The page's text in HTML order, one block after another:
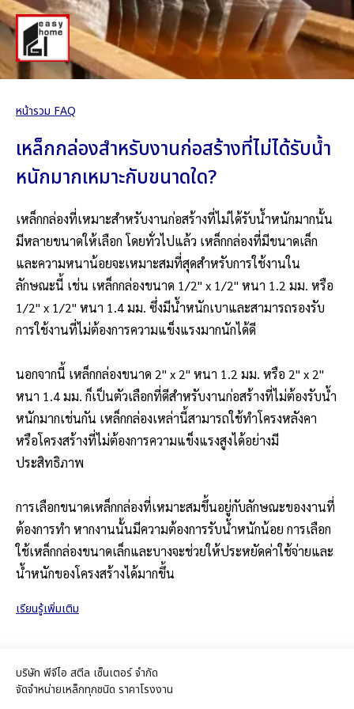
หน้ารวม FAQ
เหล็กกล่องสำหรับงานก่อสร้างที่ไม่ได้รับน้ำ
หนักมากเหมาะกับขนาดใด?
เหล็กกล่องที่เหมาะสำหรับงานก่อสร้างที่ไม่ได้รับน้ำหนักมากนั้น
มีหลายขนาดให้เลือก โดยทั่วไปแล้ว เหล็กกล่องที่มีขนาดเล็ก
และความหนาน้อยจะเหมาะสมที่สุดสำหรับการใช้งานใน
ลักษณะนี้ เช่น เหล็กกล่องขนาด 1/2" x 1/2" หนา 1.2 มม. หรือ
1/2" x 1/2" หนา 1.4 มม. ซึ่งมีน้ำหนักเบาและสามารถรองรับ
การใช้งานที่ไม่ต้องการความแข็งแรงมากนักได้ดี
นอกจากนี้ เหล็กกล่องขนาด 2" x 2" หนา 1.2 มม. หรือ 2" x 2"
หนา 1.4 มม. ก็เป็นตัวเลือกที่ดีสำหรับงานก่อสร้างที่ไม่ต้องรับน้ำ
หนักมากเช่นกัน เหล็กกล่องเหล่านี้สามารถใช้ทำโครงหลังคา
หรือโครงสร้างที่ไม่ต้องการความแข็งแรงสูงได้อย่างมี
ประสิทธิภาพ
การเลือกขนาดเหล็กกล่องที่เหมาะสมขึ้นอยู่กับลักษณะของงานที่
ต้องการทำ หากงานนั้นมีความต้องการรับน้ำหนักน้อย การเลือก
ใช้เหล็กกล่องขนาดเล็กและบางจะช่วยให้ประหยัดค่าใช้จ่ายและ
น้ำหนักของโครงสร้างได้มากขึ้น
เรียนรู้เพิ่มเติม
บริษัท พีจีไอ สตีล เซ็นเตอร์ จำกัด
จัดจำหน่ายเหล็กทุกชนิด ราคาโรงงาน